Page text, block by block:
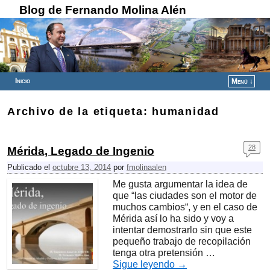
Blog de Fernando Molina Alén
Inicio
Menú ↓
Archivo de la etiqueta: humanidad
Mérida, Legado de Ingenio
Publicado el octubre 13, 2014 por fmolinaalen
28
Me gusta argumentar la idea de
que “las ciudades son el motor de
muchos cambios“, y en el caso de
Mérida así lo ha sido y voy a
intentar demostrarlo sin que este
pequeño trabajo de recopilación
tenga otra pretensión …
Sigue leyendo →